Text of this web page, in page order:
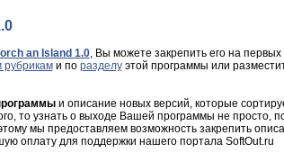
an Island 1.0, Вы можете закрепить его на первых
рубриками по разделуэтой программы или
и описание новых версий, которые
то узнать о выходе Вашей программы не просто,
мы предоставляем возможность закрепить
оплату для поддержки нашего портала SoftOut.ru